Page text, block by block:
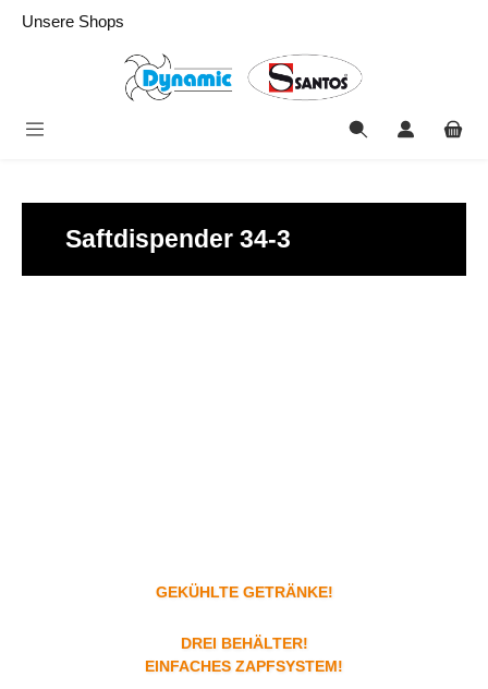
springen
Unsere Shops
Saftdispender 34-3
GEKÜHLTE GETRÄNKE!
DREI BEHÄLTER!
EINFACHES ZAPFSYSTEM!